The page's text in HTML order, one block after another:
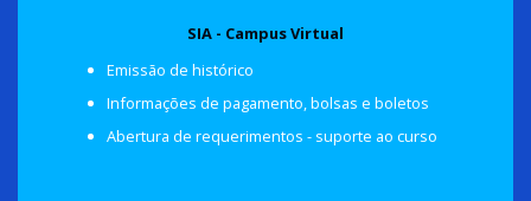
SIA - Campus Virtual
Emissão de histórico
Informações de pagamento, bolsas e boletos
Abertura de requerimentos - suporte ao curso